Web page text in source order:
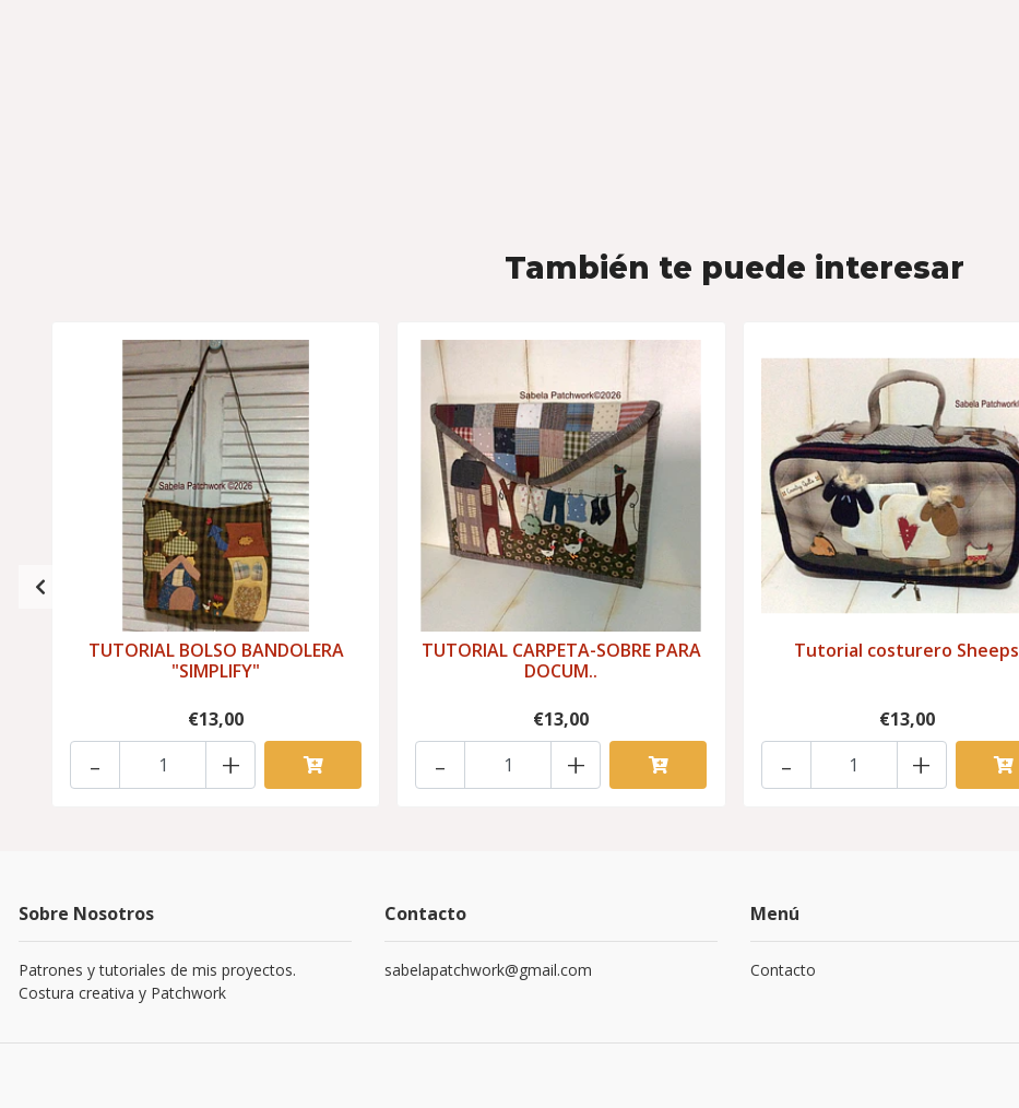
También te puede interesar
TUTORIAL BOLSO BANDOLERA
"SIMPLIFY"
€13,00
+
-
TUTORIAL CARPETA-SOBRE PARA
DOCUM..
€13,00
+
-
Tutorial costurero Sheeps
€13,00
+
-
Sobre Nosotros
Patrones y tutoriales de mis proyectos.
Costura creativa y Patchwork
Contacto
sabelapatchwork@gmail.com
Menú
Contacto